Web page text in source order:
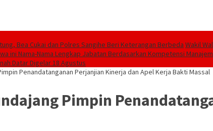
Bea Cukai dan Polres Sangihe Beri Keterangan Berbeda Wakil
ini Nama-Nama Lengkap Jabatan Berdasarkan Kompetensi
Datar Digelar 18 Agustus
Penandatanganan Perjanjian Kinerja dan Apel Kerja Bakti Massal
Pimpin